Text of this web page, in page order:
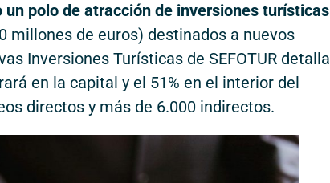
polo de atracción de inversiones turísticas
millones de euros) destinados a nuevos
Inversiones Turísticas de SEFOTUR detalla
en la capital y el 51% en el interior del
directos y más de 6.000 indirectos.